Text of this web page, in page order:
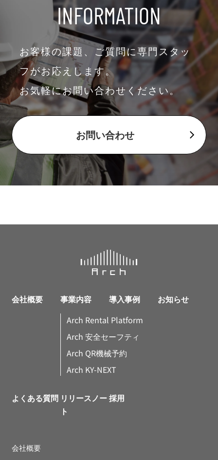
INFORMATION
お客様の課題、ご質問に専門スタッ
フがお応えします。
お気軽にお問い合わせください。
お問い合わせ
会社概要 事業内容
Arch Rental Platform
Arch 安全セーフティ
Arch QR機械予約
Arch KY-NEXT
導入事例 お知らせ
よくある質問 リリースノー
ト
採用
会社概要